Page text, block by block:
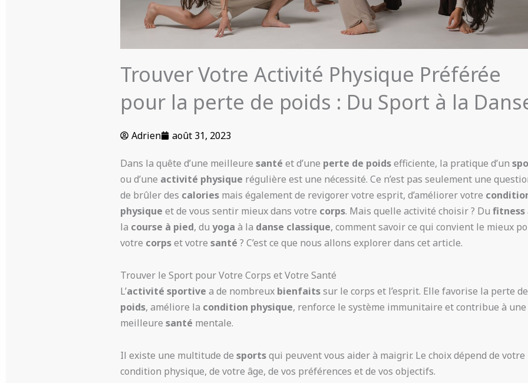
Trouver Votre Activité Physique Préférée
pour la perte de poids : Du Sport à la
Adrien août 31, 2023
Dans la quête d’une meilleuresanté et d’une perte de poidsefficiente, la pratique d’un
ou d’une activité physique régulière est une nécessité. Ce n’est pas seulement une
de brûler des calories mais également de revigorer votre esprit, d’améliorer votre
physique et de vous sentir mieux dans votre corps. Mais quelle activité choisir ? Dufitness
la course à pied, duyoga à la danse classique, comment savoir ce qui convient le mieux
votre corpset votresanté ? C’est ce que nous allons explorer dans cet article.
Trouver le Sport pour Votre Corps et Votre Santé
L’activité sportive a de nombreux bienfaitssur le corps et l’esprit. Elle favorise la perte de
poids, améliore la condition physique, renforce le système immunitaire et contribue à une
meilleuresanté mentale.
Il existe une multitude desportsqui peuvent vous aider à maigrir. Le choix dépend de votre
condition physique, de votre âge, de vos préférences et de vos objectifs.